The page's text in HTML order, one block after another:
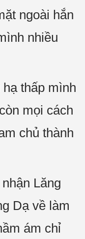
ngoài hắn
nhiều
thấp mình
mọi cách
chủ thành
Lăng
Dạ về làm
ám chỉ